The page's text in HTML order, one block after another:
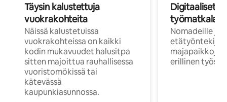
Täysin kalustettuja
vuokrakohteita
Näissä kalustetuissa
vuokrakohteissa on kaikki
kodin mukavuudet halusitpa
sitten majoittua rauhallisessa
vuoristomökissä tai
kätevässä
kaupunkiasunnossa.
Digitaaliset
Nomadeille ja
majapaikkoja,
erillinen